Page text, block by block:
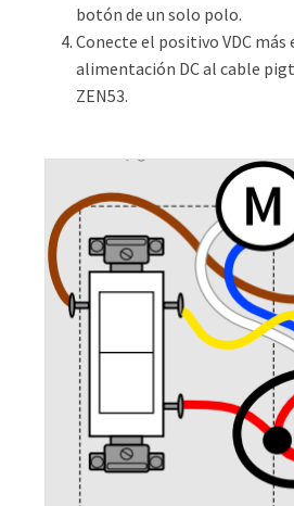
botón de un solo polo.
Conecte el positivo VDC más
alimentación DC al cable
ZEN53.